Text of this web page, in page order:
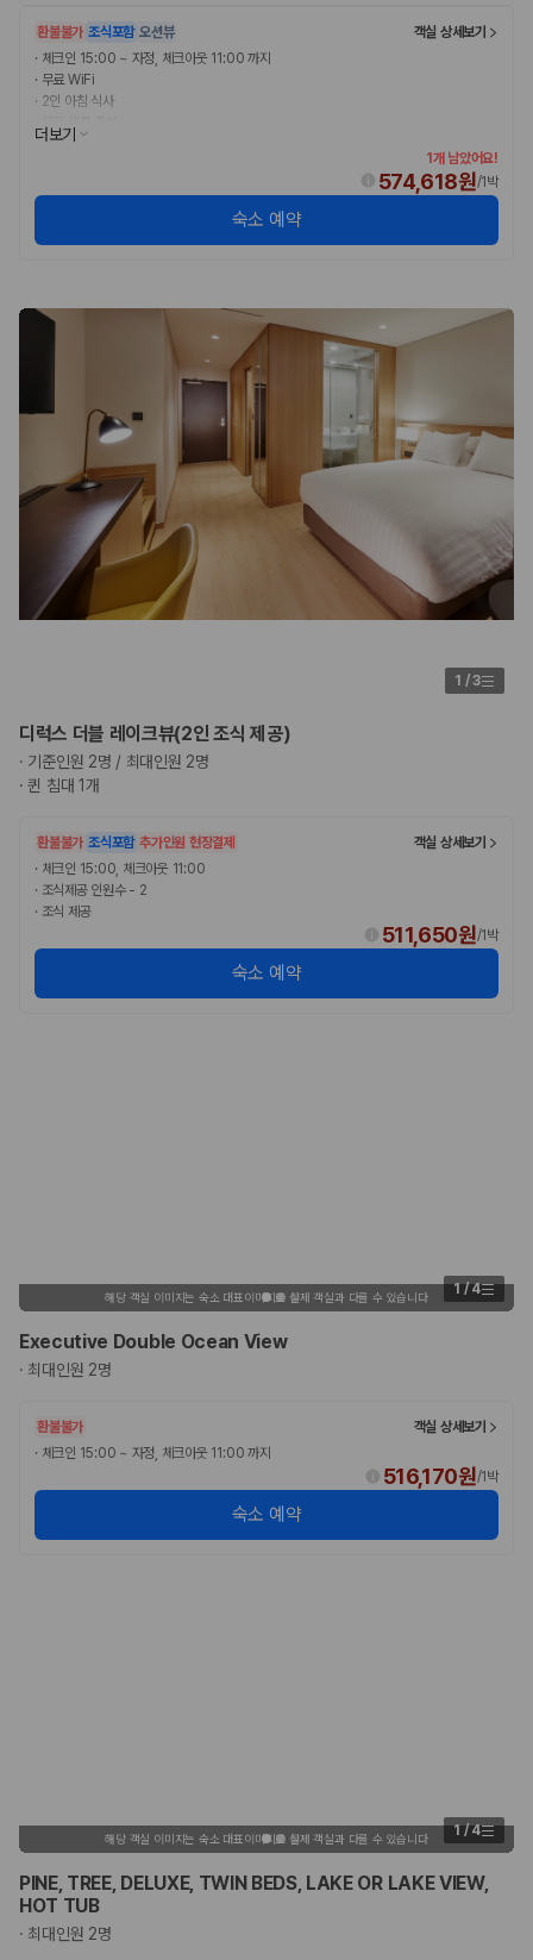
환불불가 조식포함 오션뷰
객실 상세보기
· 체크인 15:00 ~ 자정, 체크아웃 11:00 까지
· 무료 WiFi
· 2인 아침 식사
더보기
1개 남았어요!
574,618원/1박
숙소 예약
1 / 3
디럭스 더블 레이크뷰(2인 조식 제공)
· 기준인원 2명 / 최대인원 2명
·퀸 침대 1개
환불불가 조식포함 추가인원 현장결제
객실 상세보기
· 체크인 15:00, 체크아웃 11:00
· 조식제공 인원수 - 2
· 조식 제공
511,650원/1박
숙소 예약
해당 객실 이미지는 숙소 대표이미지로 실제 객실과 다를 수 있습니다 1/4
Executive Double Ocean View
· 최대인원 2명
환불불가
객실 상세보기
· 체크인 15:00 ~ 자정, 체크아웃 11:00 까지
516,170원/1박
숙소 예약
해당 객실 이미지는 숙소 대표이미지로 실제 객실과 다를 수 있습니다 1/4
PINE, TREE, DELUXE, TWIN BEDS, LAKE OR LAKE VIEW,
HOT TUB
· 최대인원 2명